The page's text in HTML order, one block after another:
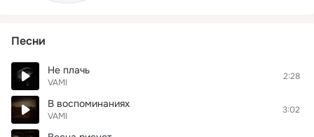
Песни
Не плачь
VAMI
2:28
В воспоминаниях
VAMI
3:02